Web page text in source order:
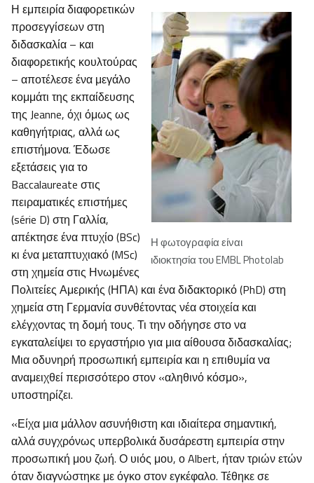
Η φωτογραφία είναι
ιδιοκτησία του EMBL Photolab
Η εμπειρία διαφορετικών
προσεγγίσεων στη
διδασκαλία – και
διαφορετικής κουλτούρας
– αποτέλεσε ένα μεγάλο
κομμάτι της εκπαίδευσης
της Jeanne, όχι όμως ως
καθηγήτριας, αλλά ως
επιστήμονα. Έδωσε
εξετάσεις για το
Baccalaureate στις
πειραματικές επιστήμες
(série D) στη Γαλλία,
απέκτησε ένα πτυχίο (BSc)
κι ένα μεταπτυχιακό (MSc)
στη χημεία στις Ηνωμένες
Πολιτείες Αμερικής (ΗΠΑ) και ένα διδακτορικό (PhD) στη
χημεία στη Γερμανία συνθέτοντας νέα στοιχεία και
ελέγχοντας τη δομή τους. Τι την οδήγησε στο να
εγκαταλείψει το εργαστήριο για μια αίθουσα διδασκαλίας;
Μια οδυνηρή προσωπική εμπειρία και η επιθυμία να
αναμειχθεί περισσότερο στον «αληθινό κόσμο»,
υποστηρίζει.
«Είχα μια μάλλον ασυνήθιστη και ιδιαίτερα σημαντική,
αλλά συγχρόνως υπερβολικά δυσάρεστη εμπειρία στην
προσωπική μου ζωή. Ο υιός μου, ο Albert, ήταν τριών ετών
όταν διαγνώστηκε με όγκο στον εγκέφαλο. Τέθηκε σε